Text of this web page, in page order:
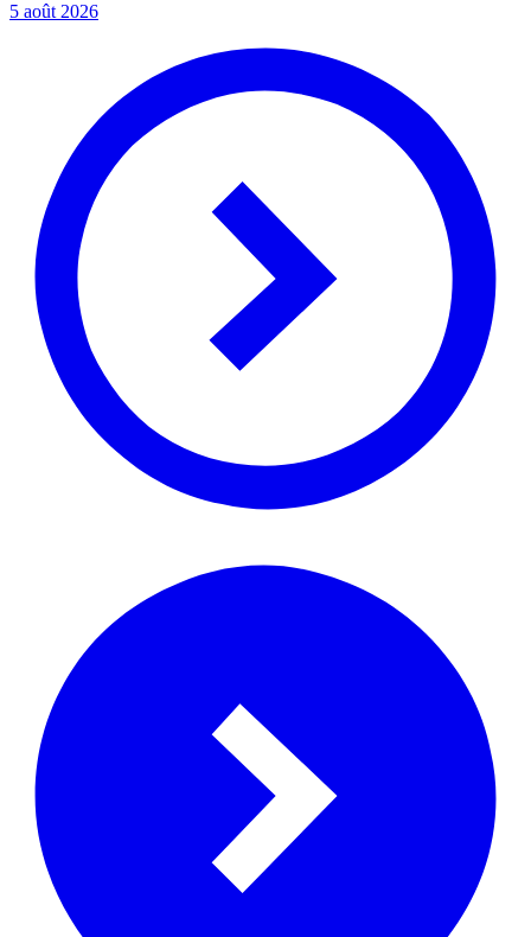
5 août 2026